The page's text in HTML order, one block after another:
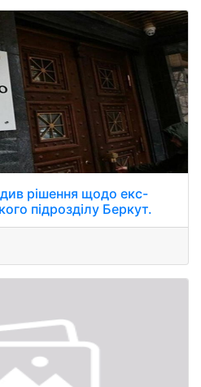
рішення щодо екс-
підрозділу Беркут.